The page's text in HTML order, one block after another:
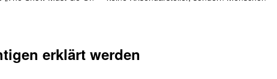
erklärt werden